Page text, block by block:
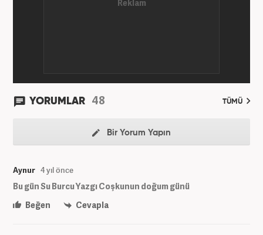
YORUMLAR 48 TÜMÜ
Bir Yorum Yapın
Aynur 4 yıl önce
Bu gün Su Burcu Yazgı Coşkunun doğum günü
Beğen
Cevapla